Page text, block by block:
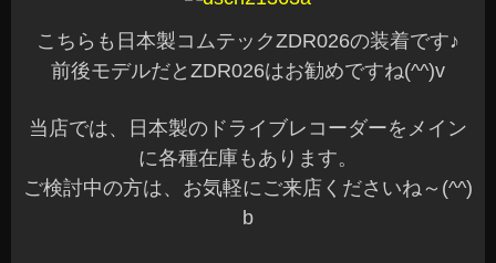
こちらも日本製コムテックZDR026の装着です♪
前後モデルだとZDR026はお勧めですね(^^)v
当店では、日本製のドライブレコーダーをメイン
に各種在庫もあります。
ご検討中の方は、お気軽にご来店くださいね～(^^)
b